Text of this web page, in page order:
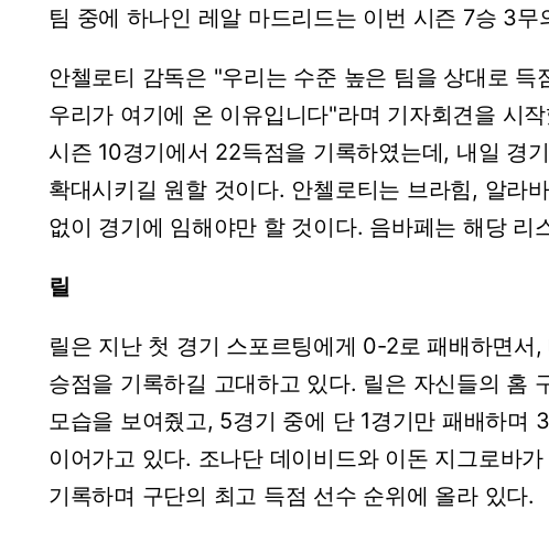
팀 중에 하나인 레알 마드리드는 이번 시즌 7승 3무
안첼로티 감독은 "우리는 수준 높은 팀을 상대로 득
우리가 여기에 온 이유입니다"라며 기자회견을 시
시즌 10경기에서 22득점을 기록하였는데, 내일 경
확대시키길 원할 것이다. 안첼로티는 브라힘, 알라
없이 경기에 임해야만 할 것이다. 음바페는 해당 리
릴
릴은 지난 첫 경기 스포르팅에게 0-2로 패배하면서,
승점을 기록하길 고대하고 있다. 릴은 자신들의 홈
모습을 보여줬고, 5경기 중에 단 1경기만 패배하며
이어가고 있다. 조나단 데이비드와 이돈 지그로바가
기록하며 구단의 최고 득점 선수 순위에 올라 있다.